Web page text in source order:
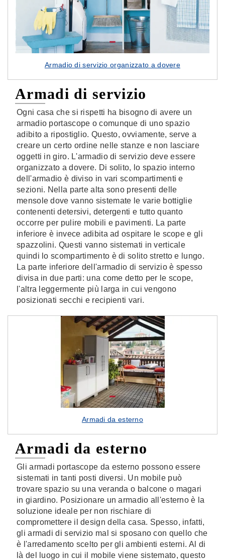
Armadio di servizio organizzato a dovere
Armadi di servizio
Ogni casa che si rispetti ha bisogno di avere un
armadio portascope o comunque di uno spazio
adibito a ripostiglio. Questo, ovviamente, serve a
creare un certo ordine nelle stanze e non lasciare
oggetti in giro. L'armadio di servizio deve essere
organizzato a dovere. Di solito, lo spazio interno
dell'armadio è diviso in vari scompartimenti e
sezioni. Nella parte alta sono presenti delle
mensole dove vanno sistemate le varie bottiglie
contenenti detersivi, detergenti e tutto quanto
occorre per pulire mobili e pavimenti. La parte
inferiore è invece adibita ad ospitare le scope e gli
spazzolini. Questi vanno sistemati in verticale
quindi lo scompartimento è di solito stretto e lungo.
La parte inferiore dell'armadio di servizio è spesso
divisa in due parti: una come detto per le scope,
l'altra leggermente più larga in cui vengono
posizionati secchi e recipienti vari.
Armadi da esterno
Armadi da esterno
Gli armadi portascope da esterno possono essere
sistemati in tanti posti diversi. Un mobile può
trovare spazio su una veranda o balcone o magari
in giardino. Posizionare un armadio all'esterno è la
soluzione ideale per non rischiare di
compromettere il design della casa. Spesso, infatti,
gli armadi di servizio mal si sposano con quello che
è l'arredamento scelto per gli ambienti esterni. Al di
là del luogo in cui il mobile viene sistemato, questo